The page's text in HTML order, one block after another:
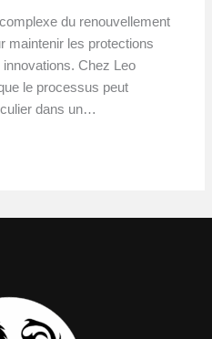
du renouvellement
maintenir les protections
Chez Leo
le processus peut
dans un…